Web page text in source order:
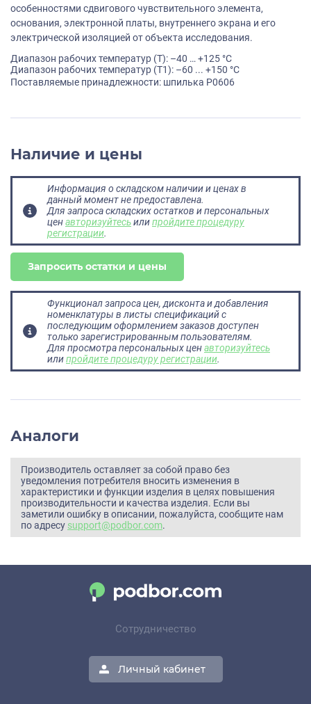
особенностями сдвигового чувствительного элемента,
основания, электронной платы, внутреннего экрана и его
электрической изоляцией от объекта исследования.
Диапазон рабочих температур (Т): –40 … +125 °С
Диапазон рабочих температур (Т1): –60 ... +150 °С
Поставляемые принадлежности: шпилька P0606
Наличие и цены
Информация о складском наличии и ценах в
данный момент не предоставлена.
Для запроса складских остатков и персональных
ценавторизуйтесьилипройдите процедуру
регистрации.
Запросить остатки и цены
Функционал запроса цен, дисконта и добавления
номенклатуры в листы спецификаций с
последующим оформлением заказов доступен
только зарегистрированным пользователям.
Для просмотра персональных ценавторизуйтесь
илипройдите процедуру регистрации.
Аналоги
Производитель оставляет за собой право без
уведомления потребителя вносить изменения в
характеристики и функции изделия в целях повышения
производительности и качества изделия. Если вы
заметили ошибку в описании, пожалуйста, сообщите нам
по адресу support@podbor.com.
Сотрудничество
Личный кабинет